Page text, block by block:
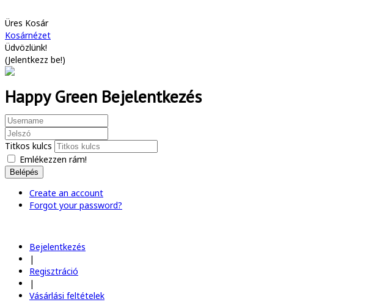
Üres Kosár
Kosárnézet
Üdvözlünk!
(Jelentkezz be!)
Happy Green Bejelentkezés
Titkos kulcs
Emlékezzen rám!
Belépés
Create an account
Forgot your password?
Bejelentkezés
|
Regisztráció
|
Vásárlási feltételek